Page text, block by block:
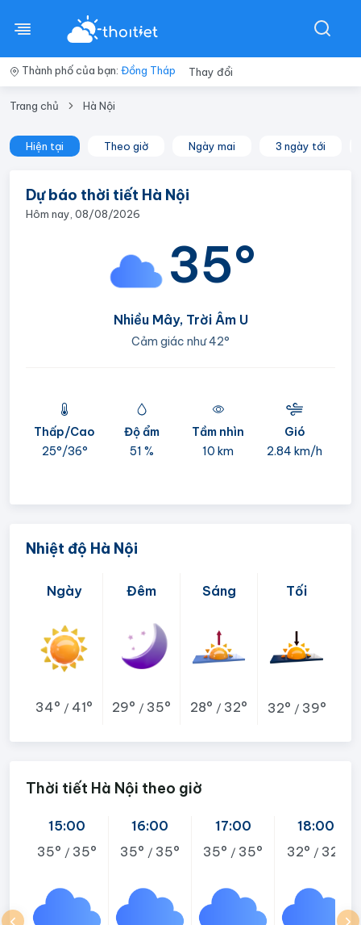
Thành phố của bạn: Đồng Tháp Thay đổi
Trang chủ Hà Nội
Hiện tại Theo giờ Ngày mai 3 ngày tới
Dự báo thời tiết Hà Nội
Hôm nay, 08/08/2026
35°
Nhiều Mây, Trời Âm U
Cảm giác như42°
Thấp/Cao
25°/36°
Độ ẩm
51 %
Tầm nhìn
10 km
Gió
2.84 km/h
Nhiệt độ Hà Nội
Ngày
34° / 41°
Đêm
29° / 35°
Sáng
28° / 32°
Tối
32° / 39°
Thời tiết Hà Nội theo giờ
15:00
35° / 35°
16:00
35° / 35°
17:00
35° / 35°
18:00
32° / 32°